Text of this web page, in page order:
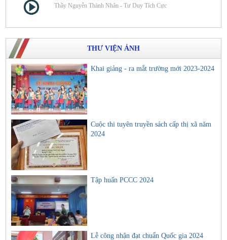
Thầy Nguyễn Thành Nhân - Tư Duy Tích Cực
THƯ VIỆN ẢNH
Khai giảng - ra mắt trường mới 2023-2024
Cuộc thi tuyên truyền sách cấp thị xã năm
2024
Tập huấn PCCC 2024
Lễ công nhận đạt chuẩn Quốc gia 2024